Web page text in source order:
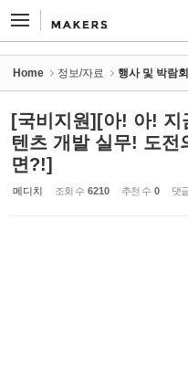
Home 정보/자료 행사 및 박람회
[국비지원][아! 아! 지
텐츠 개발 실무! 도전
면?!]
메디치 조회 수 6210 추천 수 0 댓